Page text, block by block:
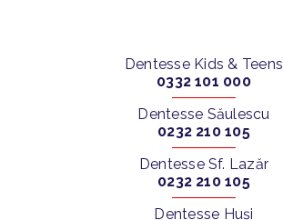
Dentesse Kids & Teens
0332 101 000
Dentesse Săulescu
0232 210 105
Dentesse Sf. Lazăr
0232 210 105
Dentesse Huși